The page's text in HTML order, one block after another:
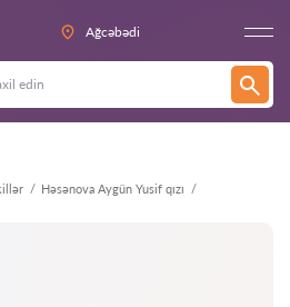
Ağcəbədi
Həsənova Aygün Yusif qızı